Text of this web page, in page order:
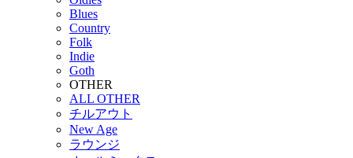
Blues
Country
Folk
Indie
Goth
OTHER
ALL OTHER
チルアウト
New Age
ラウンジ